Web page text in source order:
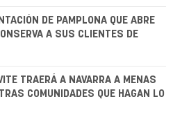
DE PAMPLONA QUE ABRE
A SUS CLIENTES DE
TRAERÁ A NAVARRA A MENAS
COMUNIDADES QUE HAGAN LO